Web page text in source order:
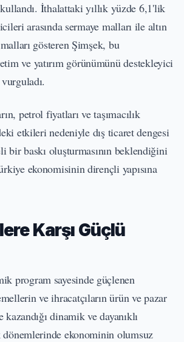
İthalattaki yıllık yüzde 6,1'lik
arasında sermaye malları ile altın
gösteren Şimşek, bu
ve yatırım görünümünü destekleyici
petrol fiyatları ve taşımacılık
etkileri nedeniyle dış ticaret dengesi
bir baskı oluşturmasının beklendiğini
ekonomisinin dirençli yapısına
Karşı Güçlü
program sayesinde güçlenen
ve ihracatçıların ürün ve pazar
dinamik ve dayanıklı
dönemlerinde ekonominin olumsuz